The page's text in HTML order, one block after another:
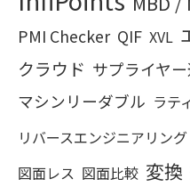
PMI Checker QIF XVL
クラウド サプライヤ
マシンリーダブル ラテ
リバースエンジニアリング
図面レス 図面比較 変換